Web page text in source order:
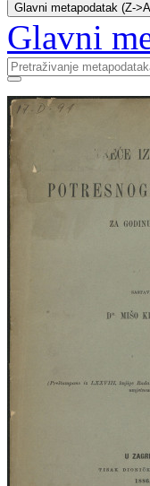
Glavni metapodatak (Z-
Glavni